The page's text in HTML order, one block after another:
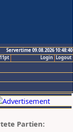
Servertime 09.08.2026 10:48:40
Logout
Login
Partien: